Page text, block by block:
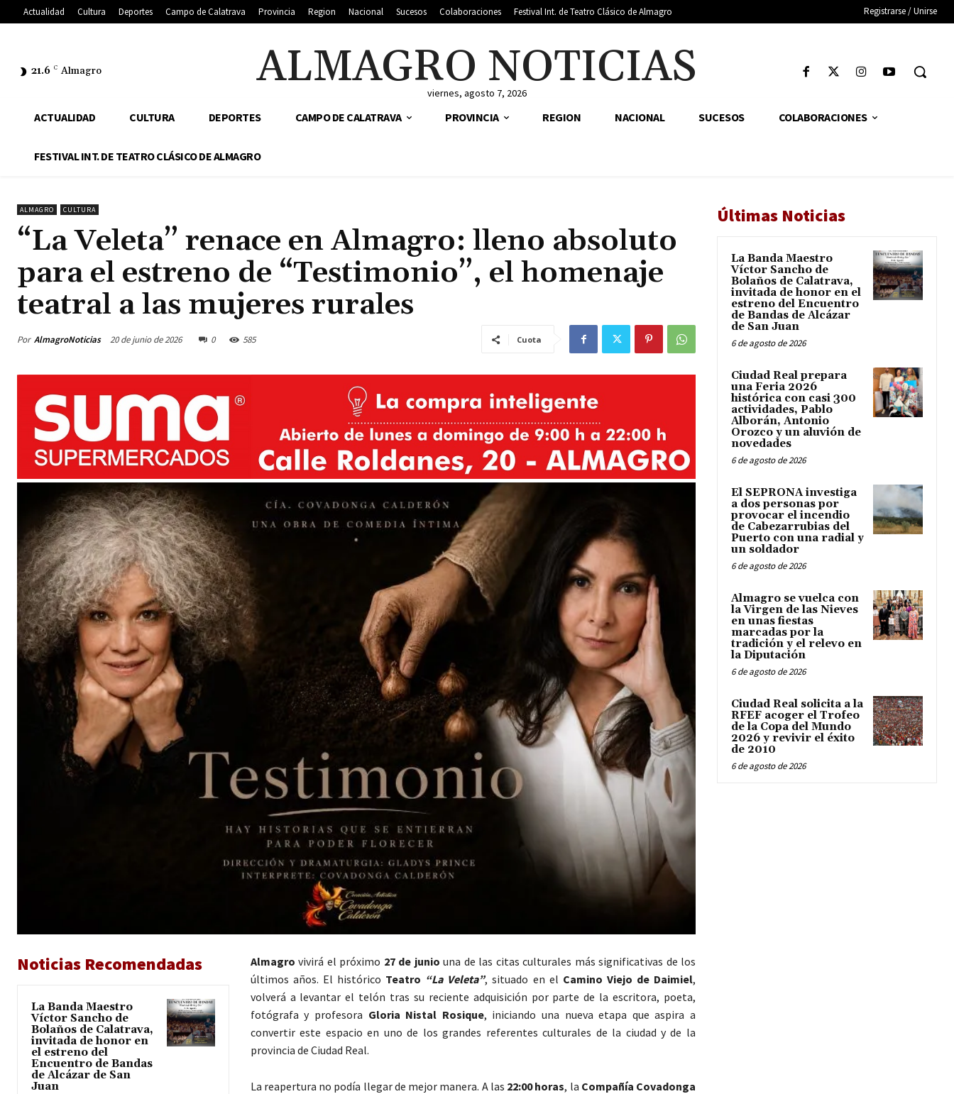
Actualidad Cultura Deportes Campo de Calatrava Provincia Region Nacional Sucesos Colaboraciones Festival Int. de Teatro Clásico de Almagro Registrarse / Unirse
21.6 C Almagro ALMAGRO NOTICIAS
viernes, agosto 7, 2026
ACTUALIDAD CULTURA DEPORTES CAMPO DE CALATRAVA PROVINCIA REGION NACIONAL SUCESOS COLABORACIONES
FESTIVAL INT. DE TEATRO CLÁSICO DE ALMAGRO
ALMAGRO CULTURA
“La Veleta” renace en Almagro: lleno absoluto
para el estreno de “Testimonio”, el homenaje
teatral a las mujeres rurales
Por AlmagroNoticias 20 de junio de 2026 0 585 Cuota
Noticias Recomendadas
La Banda Maestro
Víctor Sancho de
Bolaños de Calatrava,
invitada de honor en
el estreno del
Encuentro de Bandas
de Alcázar de San
Juan
Almagro vivirá el próximo 27 de junio una de las citas culturales más significativas de los
últimos años. El histórico Teatro “La Veleta”, situado en el Camino Viejo de Daimiel,
volverá a levantar el telón tras su reciente adquisición por parte de la escritora, poeta,
fotógrafa y profesora Gloria Nistal Rosique, iniciando una nueva etapa que aspira a
convertir este espacio en uno de los grandes referentes culturales de la ciudad y de la
provincia de Ciudad Real.
La reapertura no podía llegar de mejor manera. A las 22:00 horas, la Compañía Covadonga
Últimas Noticias
La Banda Maestro
Víctor Sancho de
Bolaños de Calatrava,
invitada de honor en el
estreno del Encuentro
de Bandas de Alcázar
de San Juan
6 de agosto de 2026
Ciudad Real prepara
una Feria 2026
histórica con casi 300
actividades, Pablo
Alborán, Antonio
Orozco y un aluvión de
novedades
6 de agosto de 2026
El SEPRONA investiga
a dos personas por
provocar el incendio
de Cabezarrubias del
Puerto con una radial y
un soldador
6 de agosto de 2026
Almagro se vuelca con
la Virgen de las Nieves
en unas fiestas
marcadas por la
tradición y el relevo en
la Diputación
6 de agosto de 2026
Ciudad Real solicita a la
RFEF acoger el Trofeo
de la Copa del Mundo
2026 y revivir el éxito
de 2010
6 de agosto de 2026